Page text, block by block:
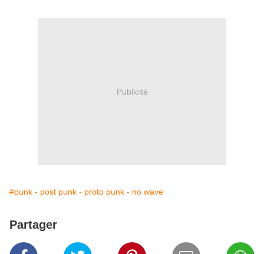
Publicité
#punk - post punk - proto punk - no wave
Partager